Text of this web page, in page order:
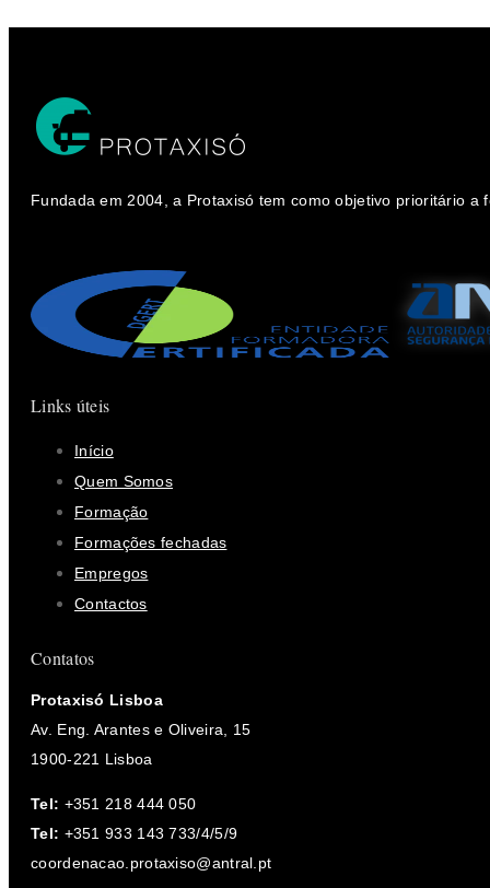
Fundada em 2004, a Protaxisó tem como objetivo prioritário
Links úteis
Início
Quem Somos
Formação
Formações fechadas
Empregos
Contactos
Contatos
Protaxisó Lisboa
Av. Eng. Arantes e Oliveira, 15
1900-221 Lisboa
Tel: +351 218 444 050
Tel: +351 933 143 733/4/5/9
coordenacao.protaxiso@antral.pt